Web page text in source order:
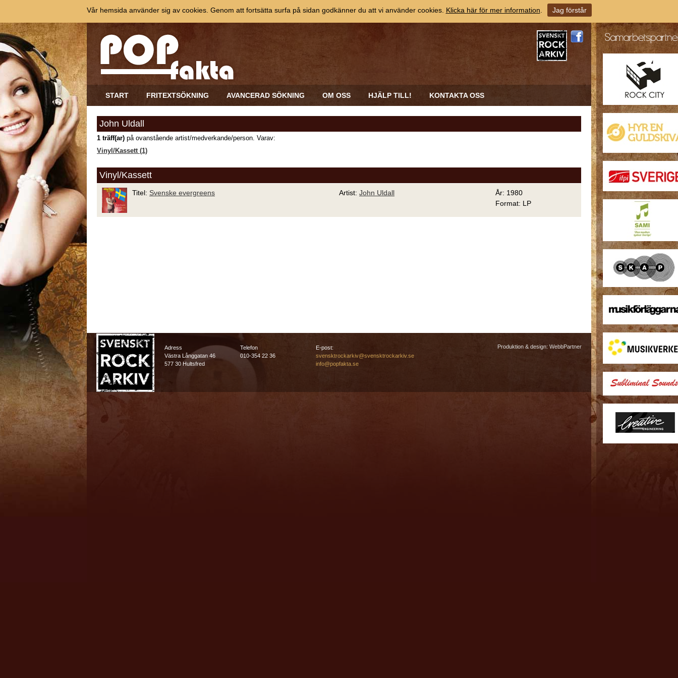
START FRITEXTSÖKNING AVANCERAD SÖKNING OM OSS HJÄLP TILL! KONTAKTA OSS
John Uldall
1 träff(ar) på ovanstående artist/medverkande/person. Varav:
Vinyl/Kassett (1)
Vinyl/Kassett
Titel: Svenske evergreens Artist: John Uldall
År: 1980
Format: LP
Adress
Västra Långgatan 46
577 30 Hultsfred
Telefon
010-354 22 36
E-post:
svensktrockarkiv@svensktrockarkiv.se
info@popfakta.se
Produktion & design: WebbPartner
Vår hemsida använder sig av cookies. Genom att fortsätta surfa på sidan godkänner du att vi använder cookies. Klicka här för mer information Jag förstår